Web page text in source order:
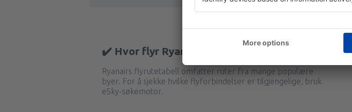
✔️ Hvor flyr Ryanair til?
Ryanairs flyrutetabell omfatter ruter fra mange populære
byer. For å sjekke hvilke flyforbindelser er tilgjengelige, bruk
eSky-søkemotor.